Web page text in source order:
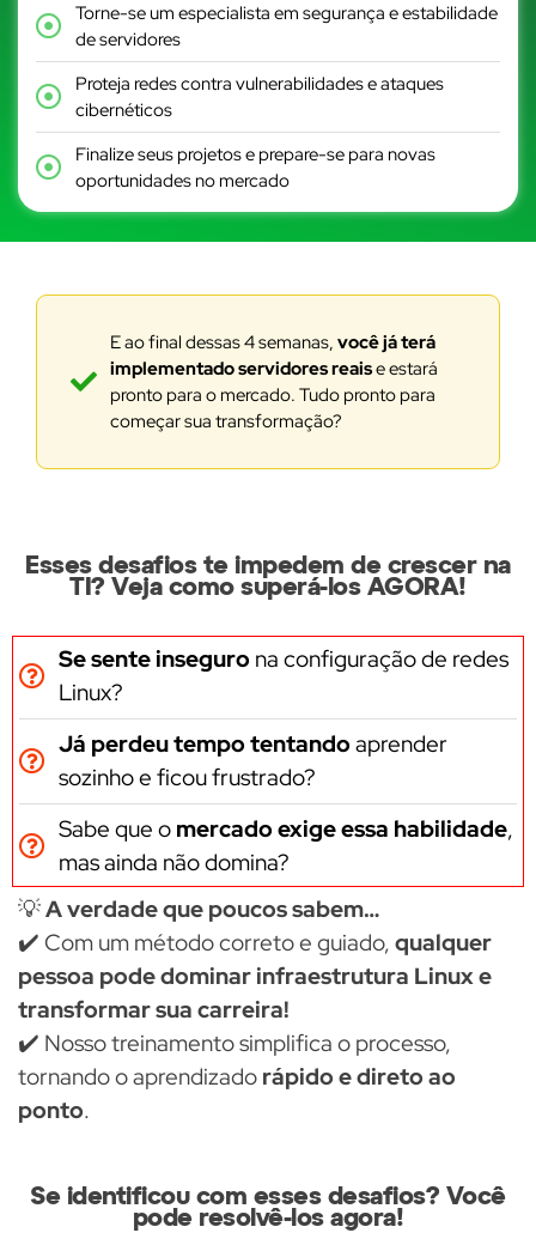
Torne-se um especialista em segurança e estabilidade
de servidores
Proteja redes contra vulnerabilidades e ataques
cibernéticos
Finalize seus projetos e prepare-se para novas
oportunidades no mercado
E ao final dessas 4 semanas, você já terá
implementado servidores reaise estará
pronto para o mercado. Tudo pronto para
começar sua transformação?
Esses desafios te impedem de crescer na
TI? Veja como superá-los AGORA!
Se sente inseguro na configuração de redes
Linux?
Já perdeu tempo tentando aprender
sozinho e ficou frustrado?
Sabe que o mercado exige essa habilidade,
mas ainda não domina?
💡A verdade que poucos sabem…
✔️ Com um método correto e guiado, qualquer
pessoa pode dominar infraestrutura Linux e
transformar sua carreira!
✔️ Nosso treinamento simplifica o processo,
tornando o aprendizado rápido e direto ao
ponto.
Se identificou com esses desafios? Você
pode resolvê-los agora!